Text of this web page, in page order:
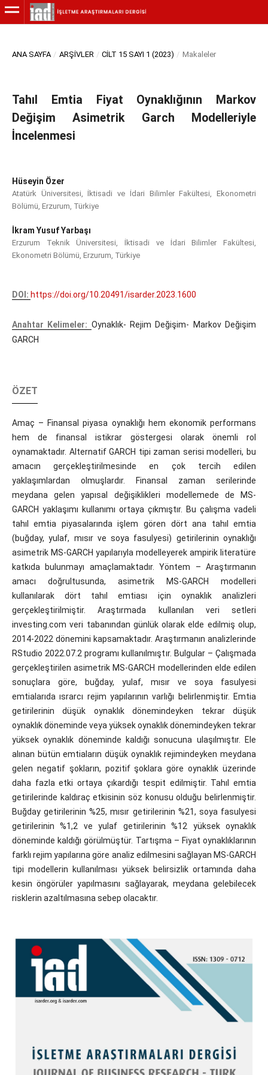
ANA SAYFA / ARŞIVLER / CILT 15 SAYI 1 (2023) / Makaleler
Tahıl Emtia Fiyat Oynaklığının Markov
Değişim Asimetrik Garch Modelleriyle
İncelenmesi
Hüseyin Özer
Atatürk Üniversitesi, İktisadi ve İdari Bilimler Fakültesi, Ekonometri
Bölümü, Erzurum, Türkiye
İkram Yusuf Yarbaşı
Erzurum Teknik Üniversitesi, İktisadi ve İdari Bilimler Fakültesi,
Ekonometri Bölümü, Erzurum, Türkiye
DOI: https://doi.org/10.20491/isarder.2023.1600
Anahtar Kelimeler: Oynaklık- Rejim Değişim- Markov Değişim
GARCH
ÖZET
Amaç – Finansal piyasa oynaklığı hem ekonomik performans
hem de finansal istikrar göstergesi olarak önemli rol
oynamaktadır. Alternatif GARCH tipi zaman serisi modelleri, bu
amacın gerçekleştirilmesinde en çok tercih edilen
yaklaşımlardan olmuşlardır. Finansal zaman serilerinde
meydana gelen yapısal değişiklikleri modellemede de MS-
GARCH yaklaşımı kullanımı ortaya çıkmıştır. Bu çalışma vadeli
tahıl emtia piyasalarında işlem gören dört ana tahıl emtia
(buğday, yulaf, mısır ve soya fasulyesi) getirilerinin oynaklığı
asimetrik MS-GARCH yapılarıyla modelleyerek ampirik literatüre
katkıda bulunmayı amaçlamaktadır. Yöntem – Araştırmanın
amacı doğrultusunda, asimetrik MS-GARCH modelleri
kullanılarak dört tahıl emtiası için oynaklık analizleri
gerçekleştirilmiştir. Araştırmada kullanılan veri setleri
investing.com veri tabanından günlük olarak elde edilmiş olup,
2014-2022 dönemini kapsamaktadır. Araştırmanın analizlerinde
RStudio 2022.07.2 programı kullanılmıştır. Bulgular – Çalışmada
gerçekleştirilen asimetrik MS-GARCH modellerinden elde edilen
sonuçlara göre, buğday, yulaf, mısır ve soya fasulyesi
emtialarıda ısrarcı rejim yapılarının varlığı belirlenmiştir. Emtia
getirilerinin düşük oynaklık dönemindeyken tekrar düşük
oynaklık döneminde veya yüksek oynaklık dönemindeyken tekrar
yüksek oynaklık döneminde kaldığı sonucuna ulaşılmıştır. Ele
alınan bütün emtiaların düşük oynaklık rejimindeyken meydana
gelen negatif şokların, pozitif şoklara göre oynaklık üzerinde
daha fazla etki ortaya çıkardığı tespit edilmiştir. Tahıl emtia
getirilerinde kaldıraç etkisinin söz konusu olduğu belirlenmiştir.
Buğday getirilerinin %25, mısır getirilerinin %21, soya fasulyesi
getirilerinin %1,2 ve yulaf getirilerinin %12 yüksek oynaklık
döneminde kaldığı görülmüştür. Tartışma – Fiyat oynaklıklarının
farklı rejim yapılarına göre analiz edilmesini sağlayan MS-GARCH
tipi modellerin kullanılması yüksek belirsizlik ortamında daha
kesin öngörüler yapılmasını sağlayarak, meydana gelebilecek
risklerin azaltılmasına sebep olacaktır.